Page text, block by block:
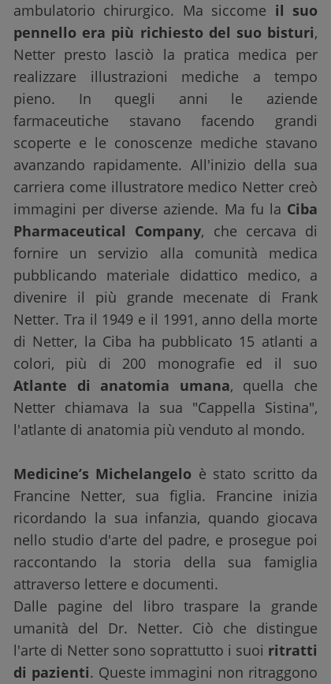
ambulatorio chirurgico. Ma siccome il suo
pennello era più richiesto del suo bisturi,
Netter presto lasciò la pratica medica per
realizzare illustrazioni mediche a tempo
pieno. In quegli anni le aziende
farmaceutiche stavano facendo grandi
scoperte e le conoscenze mediche stavano
avanzando rapidamente. All'inizio della sua
carriera come illustratore medico Netter creò
immagini per diverse aziende. Ma fu la Ciba
Pharmaceutical Company, che cercava di
fornire un servizio alla comunità medica
pubblicando materiale didattico medico, a
divenire il più grande mecenate di Frank
Netter. Tra il 1949 e il 1991, anno della morte
di Netter, la Ciba ha pubblicato 15 atlanti a
colori, più di 200 monografie ed il suo
Atlante di anatomia umana, quella che
Netter chiamava la sua "Cappella Sistina",
l'atlante di anatomia più venduto al mondo.
Medicine’s Michelangelo è stato scritto da
Francine Netter, sua figlia. Francine inizia
ricordando la sua infanzia, quando giocava
nello studio d'arte del padre, e prosegue poi
raccontando la storia della sua famiglia
attraverso lettere e documenti.
Dalle pagine del libro traspare la grande
umanità del Dr. Netter. Ciò che distingue
l'arte di Netter sono soprattutto i suoi ritratti
di pazienti. Queste immagini non ritraggono